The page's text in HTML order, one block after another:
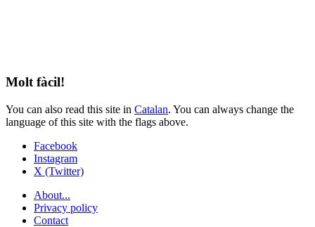
Molt fàcil!
You can also read this site in Catalan. You can always change the
language of this site with the flags above.
Facebook
Instagram
X (Twitter)
About...
Privacy policy
Contact